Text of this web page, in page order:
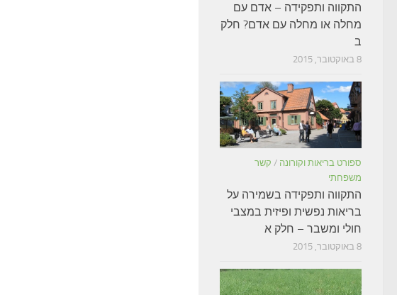
התקווה ותפקידה – אדם עם
מחלה או מחלה עם אדם? חלק
ב
8 באוקטובר, 2015
ספורט בריאות וקורונה / קשר
משפחתי
התקווה ותפקידה בשמירה על
בריאות נפשית ופיזית במצבי
חולי ומשבר – חלק א
8 באוקטובר, 2015